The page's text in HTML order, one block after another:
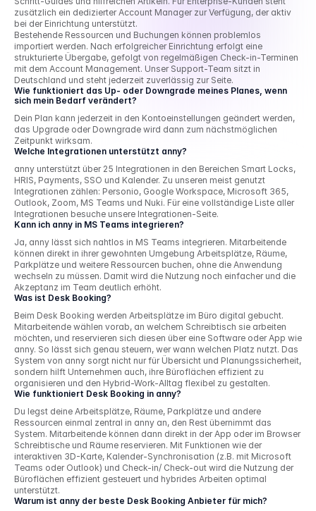
zusätzlich ein dedizierter Account Manager zur Verfügung, der aktiv
bei der Einrichtung unterstützt.
Bestehende Ressourcen und Buchungen können problemlos
importiert werden. Nach erfolgreicher Einrichtung erfolgt eine
strukturierte Übergabe, gefolgt von regelmäßigen Check-in-Terminen
mit dem Account Management. Unser Support-Team sitzt in
Deutschland und steht jederzeit zuverlässig zur Seite.
Wie funktioniert das Up- oder Downgrade meines Planes, wenn
sich mein Bedarf verändert?
Dein Plan kann jederzeit in den Kontoeinstellungen geändert werden,
das Upgrade oder Downgrade wird dann zum nächstmöglichen
Zeitpunkt wirksam.
Welche Integrationen unterstützt anny?
anny unterstützt über 25 Integrationen in den Bereichen Smart Locks,
HRIS, Payments, SSO und Kalender. Zu unseren meist genutzt
Integrationen zählen: Personio, Google Workspace, Microsoft 365,
Outlook, Zoom, MS Teams und Nuki. Für eine vollständige Liste aller
Integrationen besuche unsere Integrationen-Seite.
Kann ich anny in MS Teams integrieren?
Ja, anny lässt sich nahtlos in MS Teams integrieren. Mitarbeitende
können direkt in ihrer gewohnten Umgebung Arbeitsplätze, Räume,
Parkplätze und weitere Ressourcen buchen, ohne die Anwendung
wechseln zu müssen. Damit wird die Nutzung noch einfacher und die
Akzeptanz im Team deutlich erhöht.
Was ist Desk Booking?
Beim Desk Booking werden Arbeitsplätze im Büro digital gebucht.
Mitarbeitende wählen vorab, an welchem Schreibtisch sie arbeiten
möchten, und reservieren sich diesen über eine Software oder App wie
anny. So lässt sich genau steuern, wer wann welchen Platz nutzt. Das
System von anny sorgt nicht nur für Übersicht und Planungssicherheit,
sondern hilft Unternehmen auch, ihre Büroflächen effizient zu
organisieren und den Hybrid-Work-Alltag flexibel zu gestalten.
Wie funktioniert Desk Booking in anny?
Du legst deine Arbeitsplätze, Räume, Parkplätze und andere
Ressourcen einmal zentral in anny an, den Rest übernimmt das
System. Mitarbeitende können dann direkt in der App oder im Browser
Schreibtische und Räume reservieren. Mit Funktionen wie der
interaktiven 3D-Karte, Kalender-Synchronisation (z.B. mit Microsoft
Teams oder Outlook) und Check-in/ Check-out wird die Nutzung der
Büroflächen effizient gesteuert und hybrides Arbeiten optimal
unterstützt.
Warum ist anny der beste Desk Booking Anbieter für mich?